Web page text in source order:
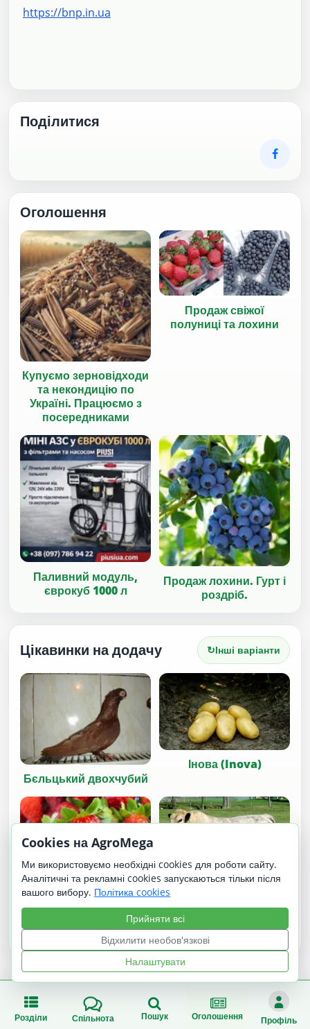
https://bnp.in.ua
Поділитися
Оголошення
Купуємо зерновідходи
та некондицію по
Україні. Працюємо з
посередниками
Продаж свіжої
полуниці та лохини
Паливний модуль,
єврокуб 1000 л
Продаж лохини. Гурт і
роздріб.
Цікавинки на додачу ↻Інші варіанти
Бєльцький двохчубий
Інова (Inova)
Чандлер (Chandler)
Американська Біла
(American White
Park)
Розділи Спільнота Пошук Оголошення Профіль
Cookies на AgroMega
Ми використовуємо необхідні cookies для роботи сайту.
Аналітичні та рекламні cookies запускаються тільки після
вашого вибору. Політика cookies
Прийняти всі
Відхилити необов'язкові
Налаштувати